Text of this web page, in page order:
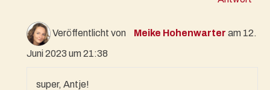
Veröffentlicht von Meike Hohenwarter am 12.
Juni 2023 um 21:38
super, Antje!